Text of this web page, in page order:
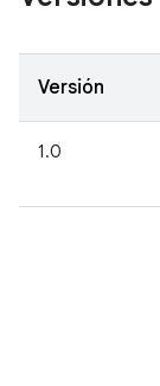
Versión
1.0